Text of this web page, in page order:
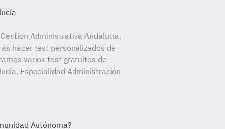
Administrativa Andalucía.
hacer test personalizados de
varios test gratuitos de
Especialidad Administración